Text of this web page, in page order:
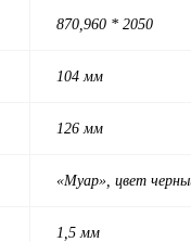
870,960 * 2050
104 мм
126 мм
«Муар», цвет
1,5 мм